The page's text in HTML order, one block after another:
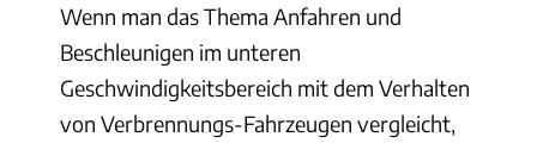
Wenn man das Thema Anfahren und
Beschleunigen im unteren
Geschwindigkeitsbereich mit dem Verhalten
von Verbrennungs-Fahrzeugen vergleicht,